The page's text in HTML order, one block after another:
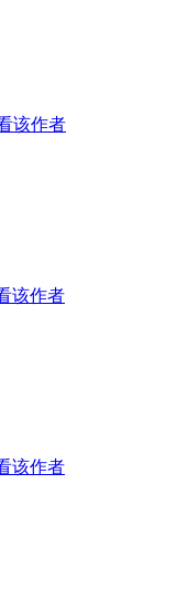
该作者
该作者
该作者